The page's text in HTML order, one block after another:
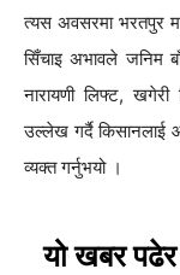
त्यस अवसरमा भरतपुर
सिँचाइ अभावले जनिम
नारायणी लिफ्ट,
उल्लेख गर्दै किसानलाई
व्यक्त गर्नुभयो ।
यो खबर